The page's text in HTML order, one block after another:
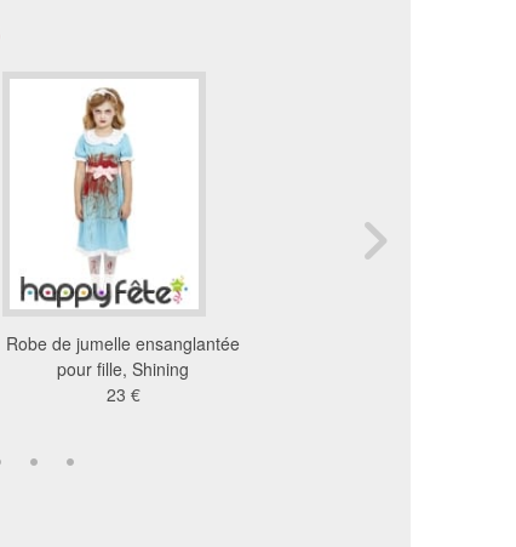
Robe de jumelle ensanglantée
pour fille, Shining
23 €